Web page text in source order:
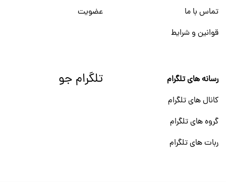
تماس با ما
قوانین و شرایط
عضویت
رسانه های تلگرام
کانال های تلگرام
گروه های تلگرام
ربات های تلگرام
تلگرام جو